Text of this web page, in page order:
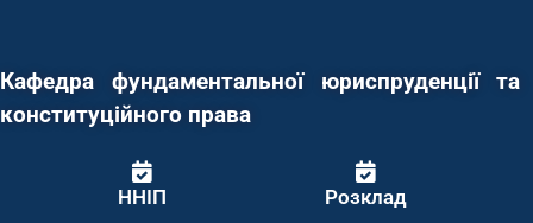
Кафедра фундаментальної юриспруденції та
конституційного права
ННІП Розклад